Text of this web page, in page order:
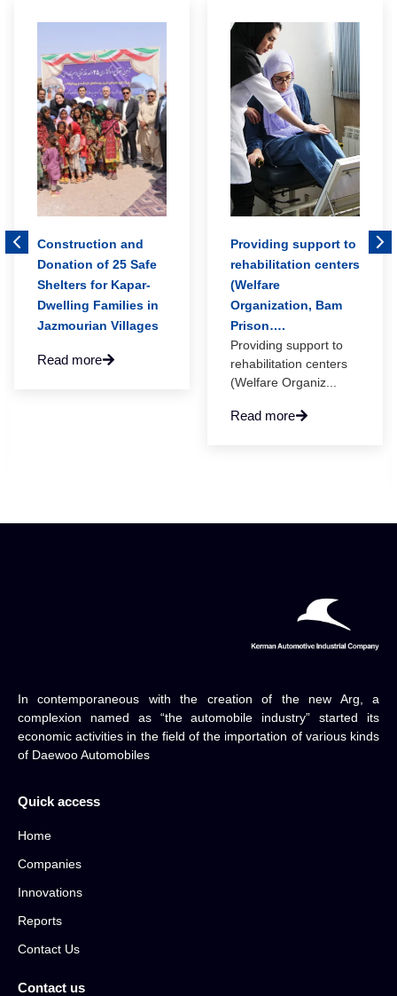
Construction and
Donation of 25 Safe
Shelters for Kapar-
Dwelling Families in
Jazmourian Villages
Read more
Providing support to
rehabilitation centers
(Welfare
Organization, Bam
Prison….
Providing support to
rehabilitation centers
(Welfare Organiz...
Read more
In contemporaneous with the creation of the new Arg, a
complexion named as “the automobile industry” started its
economic activities in the field of the importation of various kinds
of Daewoo Automobiles
Quick access
Home
Companies
Innovations
Reports
Contact Us
Contact us